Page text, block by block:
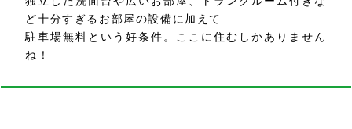
ど十分すぎるお部屋の設備に加えて
駐車場無料という好条件。ここに住むしかありません
ね！